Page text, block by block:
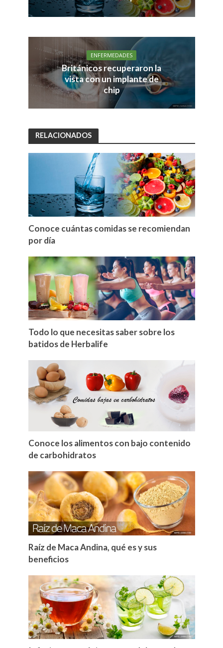
ENFERMEDADES
Británicos recuperaron la
vista con un implante de
chip
RELACIONADOS
Conoce cuántas comidas se recomiendan
por día
Todo lo que necesitas saber sobre los
batidos de Herbalife
Conoce los alimentos con bajo contenido
de carbohidratos
Raíz de Maca Andina, qué es y sus
beneficios